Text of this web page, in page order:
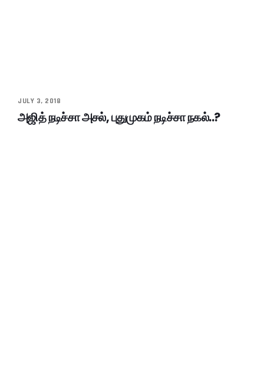
JULY 3, 2018
அஜித் நடிச்சா அசல், புதுமுகம் நடிச்சா நகல்..?